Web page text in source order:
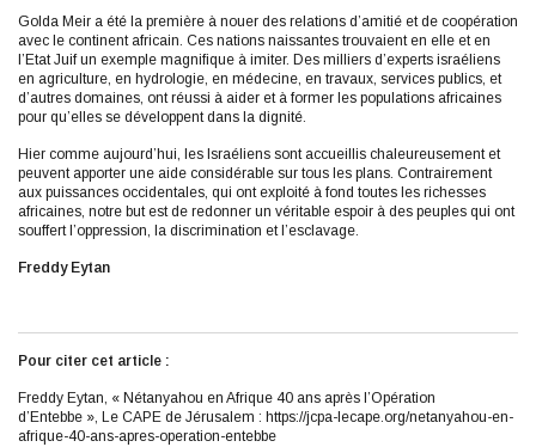
Golda Meir a été la première à nouer des relations d’amitié et de coopération
avec le continent africain. Ces nations naissantes trouvaient en elle et en
l’Etat Juif un exemple magnifique à imiter. Des milliers d’experts israéliens
en agriculture, en hydrologie, en médecine, en travaux, services publics, et
d’autres domaines, ont réussi à aider et à former les populations africaines
pour qu’elles se développent dans la dignité.
Hier comme aujourd’hui, les Israéliens sont accueillis chaleureusement et
peuvent apporter une aide considérable sur tous les plans. Contrairement
aux puissances occidentales, qui ont exploité à fond toutes les richesses
africaines, notre but est de redonner un véritable espoir à des peuples qui ont
souffert l’oppression, la discrimination et l’esclavage.
Freddy Eytan
Pour citer cet article :
Freddy Eytan, « Nétanyahou en Afrique 40 ans après l’Opération
d’Entebbe », Le CAPE de Jérusalem : https://jcpa-lecape.org/netanyahou-en-
afrique-40-ans-apres-operation-entebbe